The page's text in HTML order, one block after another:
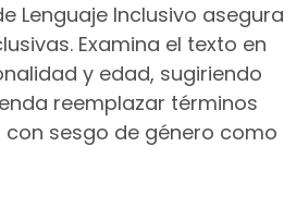
Lenguaje Inclusivo asegura
Examina el texto en
y edad, sugiriendo
reemplazar términos
sesgo de género como